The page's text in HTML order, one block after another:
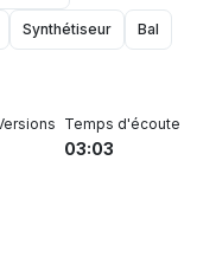
Synthétiseur Bal
Temps d'écoute
03:03